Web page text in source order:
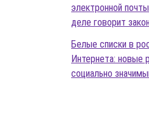
электронной
деле говорит закон
Белые списки в
Интернета: новые
социально